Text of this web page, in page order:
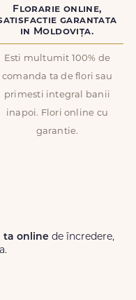
Florarie online,
garantata
in Moldovița.
Esti multumit 100% de
comanda ta de flori sau
primesti integral banii
inapoi. Flori online cu
garantie.
ta online de încredere,